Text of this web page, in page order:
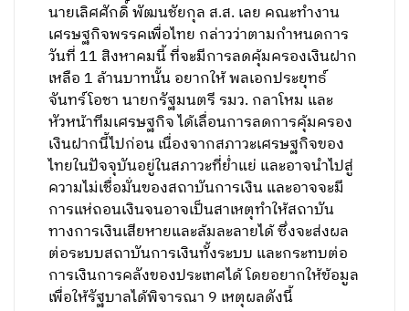
นายเลิศศักดิ์ พัฒนชัยกุล ส.ส. เลย คณะทำงาน
เศรษฐกิจพรรคเพื่อไทย กล่าวว่าตามกำหนดการ
วันที่ 11 สิงหาคมนี้ ที่จะมีการลดคุ้มครองเงินฝาก
เหลือ 1 ล้านบาทนั้น อยากให้ พลเอกประยุทธ์
จันทร์โอชา นายกรัฐมนตรี รมว. กลาโหม และ
หัวหน้าทีมเศรษฐกิจ ได้เลื่อนการลดการคุ้มครอง
เงินฝากนี้ไปก่อน เนื่องจากสภาวะเศรษฐกิจของ
ไทยในปัจจุบันอยู่ในสภาวะที่ย่ำแย่ และอาจนำไปสู่
ความไม่เชื่อมั่นของสถาบันการเงิน และอาจจะมี
การแห่ถอนเงินจนอาจเป็นสาเหตุทำให้สถาบัน
ทางการเงินเสียหายและล้มละลายได้ ซึ่งจะส่งผล
ต่อระบบสถาบันการเงินทั้งระบบ และกระทบต่อ
การเงินการคลังของประเทศได้ โดยอยากให้ข้อมูล
เพื่อให้รัฐบาลได้พิจารณา 9 เหตุผลดังนี้